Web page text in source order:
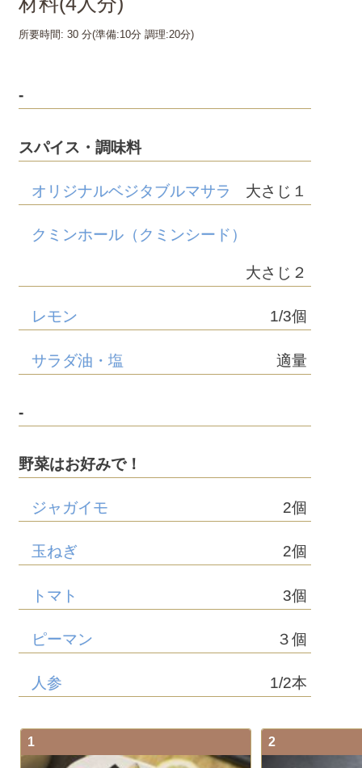
所要時間: 30 分(準備:10分調理:20分)
-
スパイス・調味料
オリジナルベジタブルマサラ 大さじ１
クミンホール（クミンシード）
大さじ２
レモン 1/3個
サラダ油・塩 適量
-
野菜はお好みで！
ジャガイモ 2個
玉ねぎ 2個
トマト 3個
ピーマン ３個
人参 1/2本
1 2